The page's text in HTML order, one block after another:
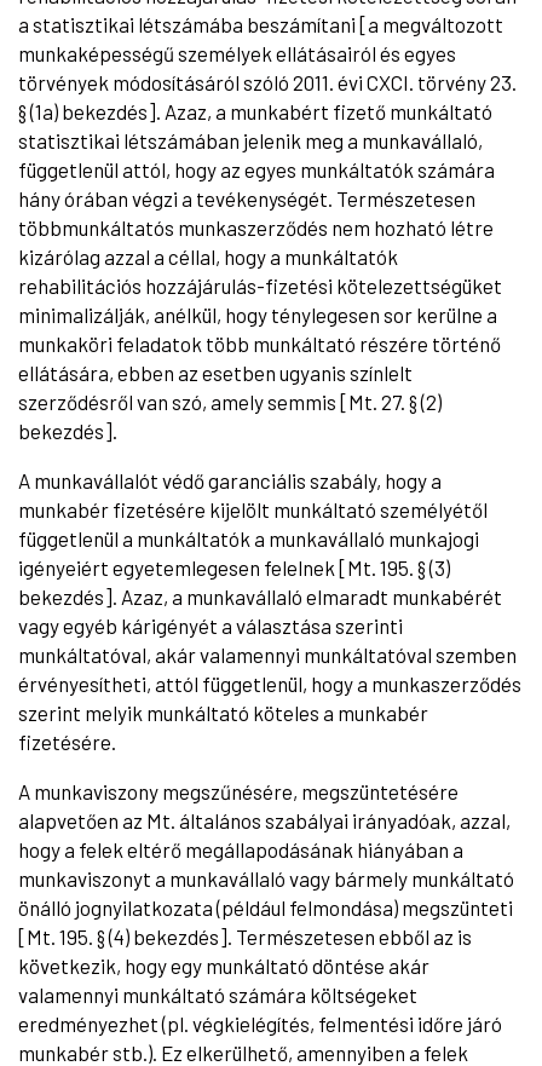
a statisztikai létszámába beszámítani [a megváltozott
munkaképességű személyek ellátásairól és egyes
törvények módosításáról szóló 2011. évi CXCI. törvény 23.
§ (1a) bekezdés]. Azaz, a munkabért fizető munkáltató
statisztikai létszámában jelenik meg a munkavállaló,
függetlenül attól, hogy az egyes munkáltatók számára
hány órában végzi a tevékenységét. Természetesen
többmunkáltatós munkaszerződés nem hozható létre
kizárólag azzal a céllal, hogy a munkáltatók
rehabilitációs hozzájárulás-fizetési kötelezettségüket
minimalizálják, anélkül, hogy ténylegesen sor kerülne a
munkaköri feladatok több munkáltató részére történő
ellátására, ebben az esetben ugyanis színlelt
szerződésről van szó, amely semmis [Mt. 27. § (2)
bekezdés].
A munkavállalót védő garanciális szabály, hogy a
munkabér fizetésére kijelölt munkáltató személyétől
függetlenül a munkáltatók a munkavállaló munkajogi
igényeiért egyetemlegesen felelnek [Mt. 195. § (3)
bekezdés]. Azaz, a munkavállaló elmaradt munkabérét
vagy egyéb kárigényét a választása szerinti
munkáltatóval, akár valamennyi munkáltatóval szemben
érvényesítheti, attól függetlenül, hogy a munkaszerződés
szerint melyik munkáltató köteles a munkabér
fizetésére.
A munkaviszony megszűnésére, megszüntetésére
alapvetően az Mt. általános szabályai irányadóak, azzal,
hogy a felek eltérő megállapodásának hiányában a
munkaviszonyt a munkavállaló vagy bármely munkáltató
önálló jognyilatkozata (például felmondása) megszünteti
[Mt. 195. § (4) bekezdés]. Természetesen ebből az is
következik, hogy egy munkáltató döntése akár
valamennyi munkáltató számára költségeket
eredményezhet (pl. végkielégítés, felmentési időre járó
munkabér stb.). Ez elkerülhető, amennyiben a felek